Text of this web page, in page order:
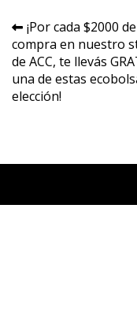
Navegación
de
entradas
¡Por cada $2000 de
compra en nuestro
de ACC, te llevás
una de estas
elección!